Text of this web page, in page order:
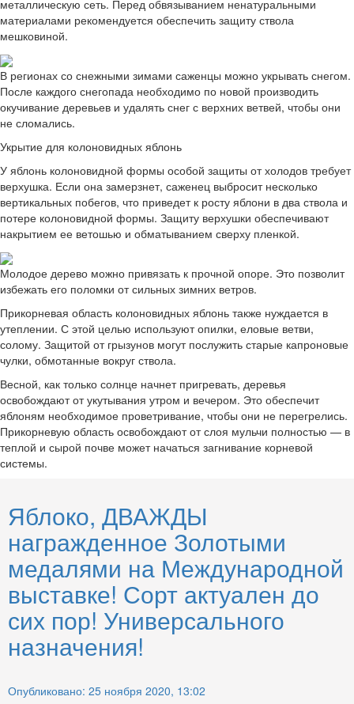
металлическую сеть. Перед обвязыванием ненатуральными
материалами рекомендуется обеспечить защиту ствола
мешковиной.
В регионах со снежными зимами саженцы можно укрывать снегом.
После каждого снегопада необходимо по новой производить
окучивание деревьев и удалять снег с верхних ветвей, чтобы они
не сломались.
Укрытие для колоновидных яблонь
У яблонь колоновидной формы особой защиты от холодов требует
верхушка. Если она замерзнет, саженец выбросит несколько
вертикальных побегов, что приведет к росту яблони в два ствола и
потере колоновидной формы. Защиту верхушки обеспечивают
накрытием ее ветошью и обматыванием сверху пленкой.
Молодое дерево можно привязать к прочной опоре. Это позволит
избежать его поломки от сильных зимних ветров.
Прикорневая область колоновидных яблонь также нуждается в
утеплении. С этой целью используют опилки, еловые ветви,
солому. Защитой от грызунов могут послужить старые капроновые
чулки, обмотанные вокруг ствола.
Весной, как только солнце начнет пригревать, деревья
освобождают от укутывания утром и вечером. Это обеспечит
яблоням необходимое проветривание, чтобы они не перегрелись.
Прикорневую область освобождают от слоя мульчи полностью — в
теплой и сырой почве может начаться загнивание корневой
системы.
Яблоко, ДВАЖДЫ
награжденное Золотыми
медалями на Международной
выставке! Сорт актуален до
сих пор! Универсального
назначения!
Опубликовано: 25 ноября 2020, 13:02